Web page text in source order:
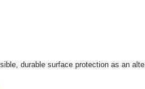
durable surface protection as an